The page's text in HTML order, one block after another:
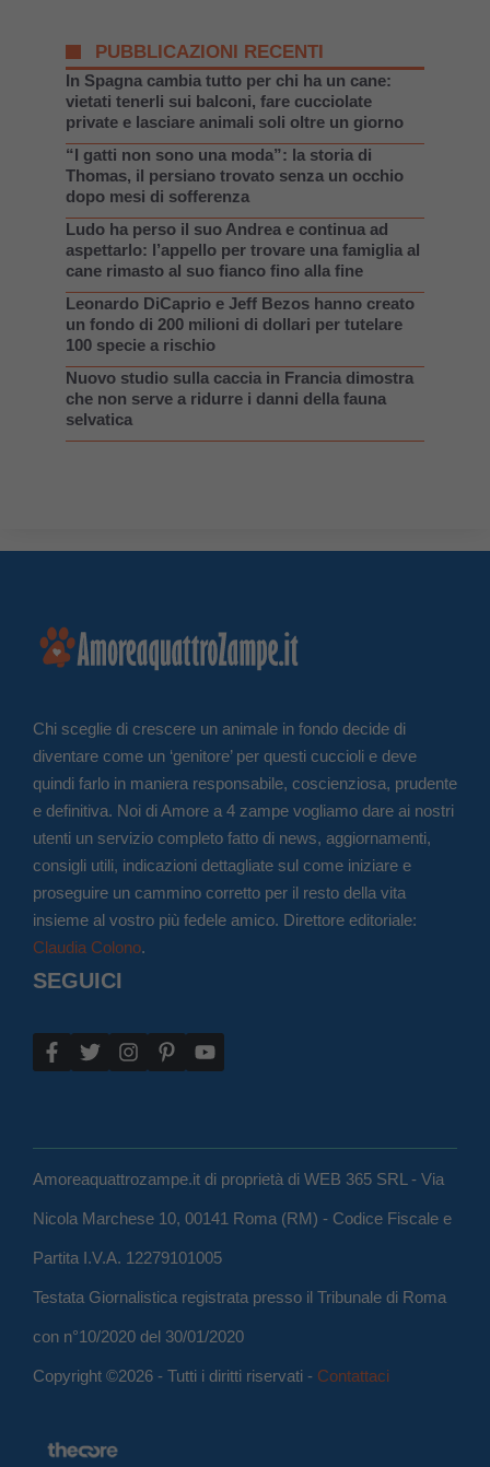
PUBBLICAZIONI RECENTI
In Spagna cambia tutto per chi ha un cane:
vietati tenerli sui balconi, fare cucciolate
private e lasciare animali soli oltre un giorno
“I gatti non sono una moda”: la storia di
Thomas, il persiano trovato senza un occhio
dopo mesi di sofferenza
Ludo ha perso il suo Andrea e continua ad
aspettarlo: l’appello per trovare una famiglia al
cane rimasto al suo fianco fino alla fine
Leonardo DiCaprio e Jeff Bezos hanno creato
un fondo di 200 milioni di dollari per tutelare
100 specie a rischio
Nuovo studio sulla caccia in Francia dimostra
che non serve a ridurre i danni della fauna
selvatica
Chi sceglie di crescere un animale in fondo decide di
diventare come un ‘genitore’ per questi cuccioli e deve
quindi farlo in maniera responsabile, coscienziosa, prudente
e definitiva. Noi di Amore a 4 zampe vogliamo dare ai nostri
utenti un servizio completo fatto di news, aggiornamenti,
consigli utili, indicazioni dettagliate sul come iniziare e
proseguire un cammino corretto per il resto della vita
insieme al vostro più fedele amico. Direttore editoriale:
Claudia Colono.
SEGUICI
Amoreaquattrozampe.it di proprietà di WEB 365 SRL - Via
Nicola Marchese 10, 00141 Roma (RM) - Codice Fiscale e
Partita I.V.A. 12279101005
Testata Giornalistica registrata presso il Tribunale di Roma
con n°10/2020 del 30/01/2020
Copyright ©2026 - Tutti i diritti riservati - Contattaci